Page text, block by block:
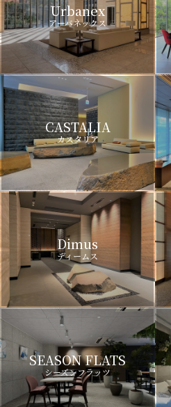
Urbanex
アーバネックス
CASTALIA
カスタリア
Dimus
ディームス
SEASON FLATS
シーズンフラッツ